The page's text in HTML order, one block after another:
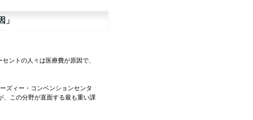
ントの人々は医療費が原因で、
ズィー・コンベンションセンタ
この分野が直面する最も重い課